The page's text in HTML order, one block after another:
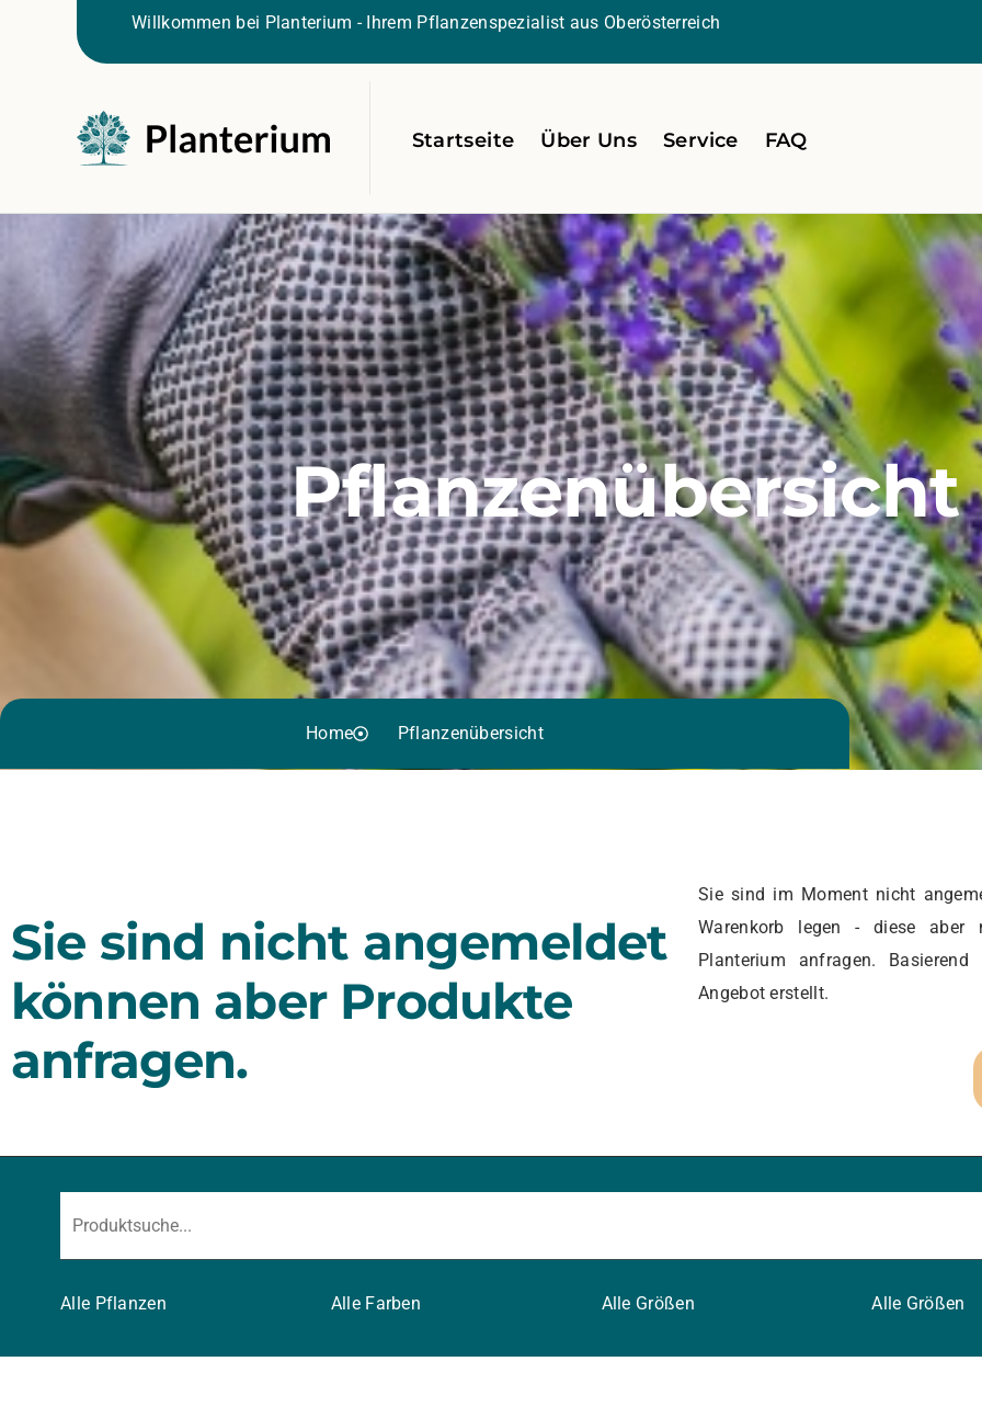
Willkommen bei Planterium - Ihrem Pflanzenspezialist aus Oberösterreich
Startseite Über Uns Service FAQ
Pflanzenübersicht
Home Pflanzenübersicht
Sie sind nicht angemeldet
können aber Produkte
anfragen.
Sie sind im Moment nicht
Warenkorb legen - diese aber
Planterium anfragen.
Angebot erstellt.
Alle Pflanzen Alle Farben Alle Größen Alle Größen